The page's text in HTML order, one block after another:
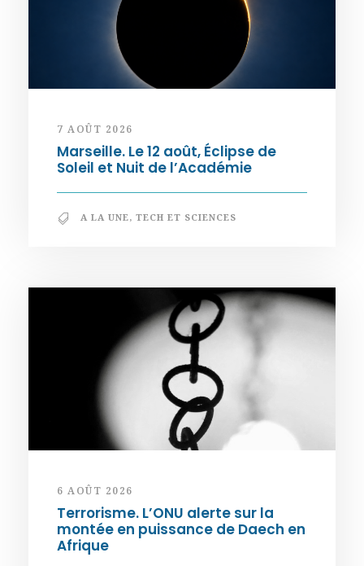
7 AOÛT 2026
Marseille. Le 12 août, Éclipse de
Soleil et Nuit de l’Académie
A LA UNE, TECH ET SCIENCES
6 AOÛT 2026
Terrorisme. L’ONU alerte sur la
montée en puissance de Daech en
Afrique